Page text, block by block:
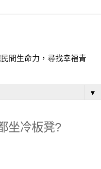
間生命力，尋找幸福青
▼
坐冷板凳?